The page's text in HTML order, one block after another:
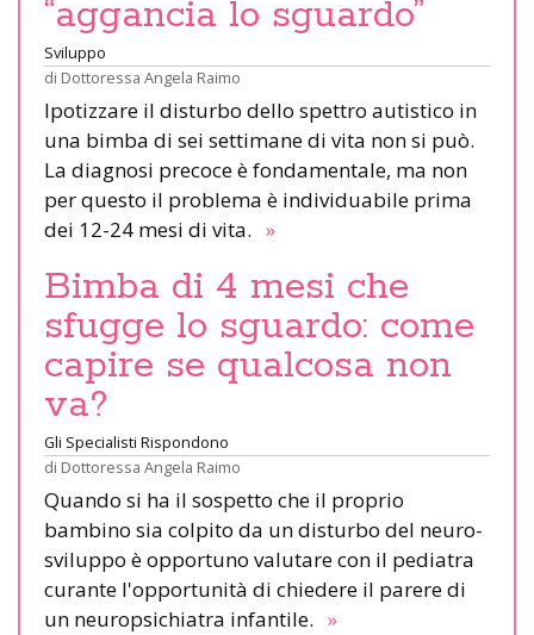
“aggancia lo sguardo”
Sviluppo
di Dottoressa Angela Raimo
Ipotizzare il disturbo dello spettro autistico in
una bimba di sei settimane di vita non si può.
La diagnosi precoce è fondamentale, ma non
per questo il problema è individuabile prima
dei 12-24 mesi di vita. »
Bimba di 4 mesi che
sfugge lo sguardo: come
capire se qualcosa non
va?
Gli Specialisti Rispondono
di Dottoressa Angela Raimo
Quando si ha il sospetto che il proprio
bambino sia colpito da un disturbo del neuro-
sviluppo è opportuno valutare con il pediatra
curante l'opportunità di chiedere il parere di
un neuropsichiatra infantile. »